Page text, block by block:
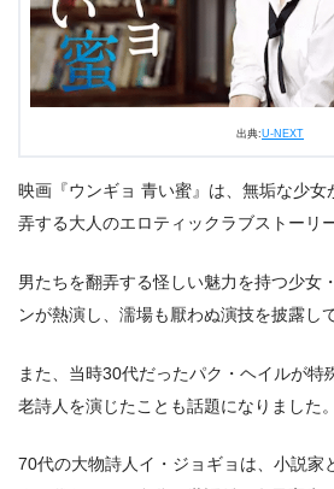
出典:U-NEXT
映画『ウンギョ 青い蜜』は、無垢な少
弄する大人のエロティックラブストーリー
男たちを翻弄する怪しい魅力を持つ少女
ンが熱演し、濡場も厭わぬ演技を披露し
また、当時30代だったパク・ヘイルが特
老詩人を演じたことも話題になりました。
70代の大物詩人イ・ジョギョは、小説家